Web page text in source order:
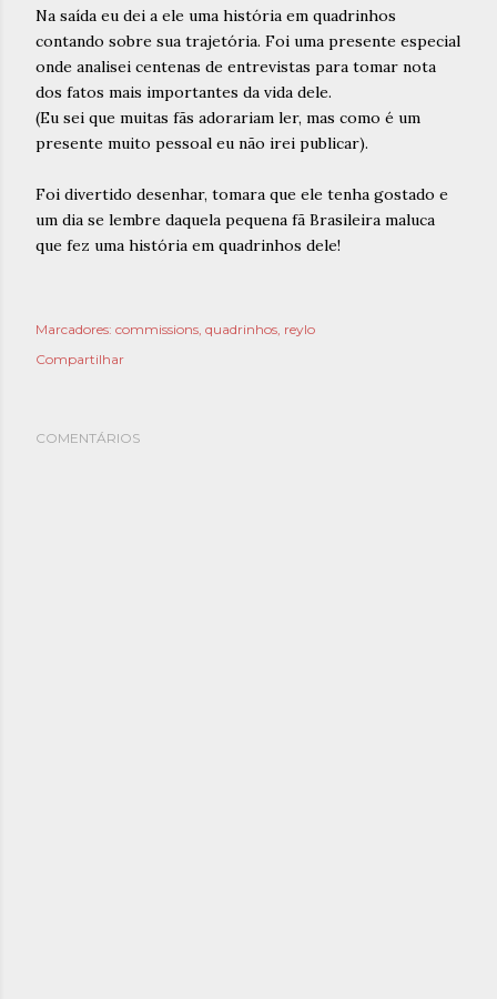
Na saída eu dei a ele uma história em quadrinhos
contando sobre sua trajetória. Foi uma presente especial
onde analisei centenas de entrevistas para tomar nota
dos fatos mais importantes da vida dele.
(Eu sei que muitas fãs adorariam ler, mas como é um
presente muito pessoal eu não irei publicar).
Foi divertido desenhar, tomara que ele tenha gostado e
um dia se lembre daquela pequena fã Brasileira maluca
que fez uma história em quadrinhos dele!
Marcadores: commissions quadrinhos reylo
Compartilhar
COMENTÁRIOS